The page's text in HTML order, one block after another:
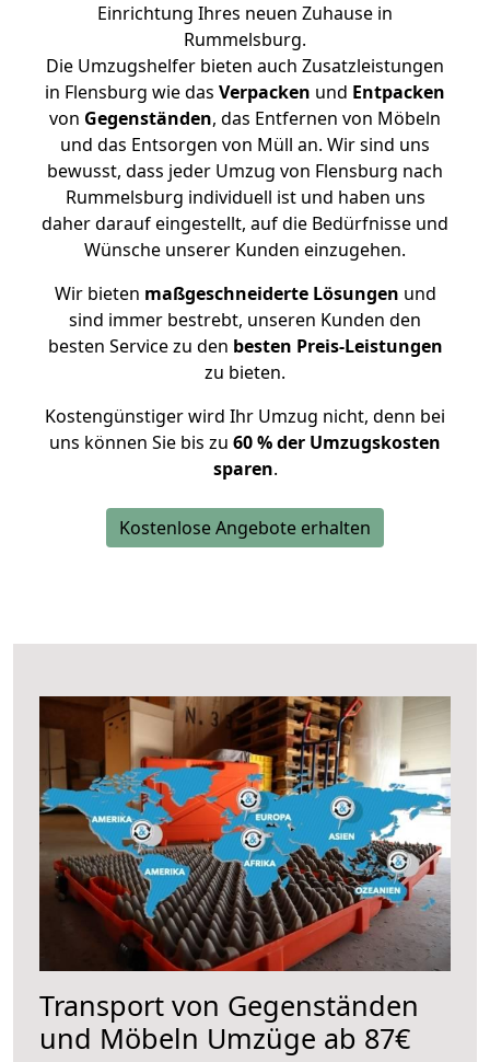
Einrichtung Ihres neuen Zuhause in
Rummelsburg.
Die Umzugshelfer bieten auch Zusatzleistungen
in Flensburg wie das Verpacken und Entpacken
von Gegenständen, das Entfernen von Möbeln
und das Entsorgen von Müll an. Wir sind uns
bewusst, dass jeder Umzug von Flensburg nach
Rummelsburg individuell ist und haben uns
daher darauf eingestellt, auf die Bedürfnisse und
Wünsche unserer Kunden einzugehen.
Wir bieten maßgeschneiderte Lösungen und
sind immer bestrebt, unseren Kunden den
besten Service zu den besten Preis-Leistungen
zu bieten.
Kostengünstiger wird Ihr Umzug nicht, denn bei
uns können Sie bis zu 60 % der Umzugskosten
sparen.
Kostenlose Angebote erhalten
Transport von Gegenständen
und Möbeln Umzüge ab 87€